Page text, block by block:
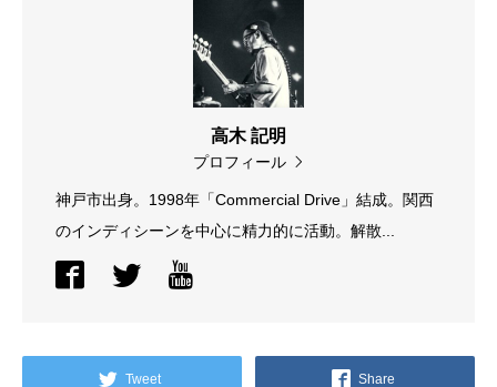
高木 記明
プロフィール
神戸市出身。1998年「Commercial Drive」結成。関西
のインディシーンを中心に精力的に活動。解散...
Tweet Share